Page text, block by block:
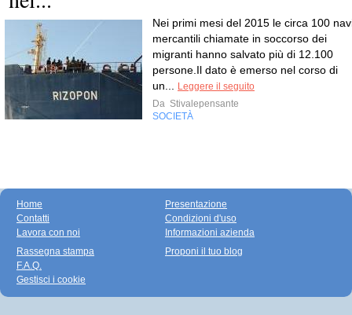
Nei primi mesi del 2015 le circa 100
mercantili chiamate in soccorso dei
migranti hanno salvato più di 12.100
persone.Il dato è emerso nel corso di
un...
Leggere il seguito
Da Stivalepensante
SOCIETÀ
Home
Contatti
Lavora con noi
Presentazione
Condizioni d'uso
Informazioni azienda
Rassegna stampa
F.A.Q.
Gestisci i cookie
Proponi il tuo blog